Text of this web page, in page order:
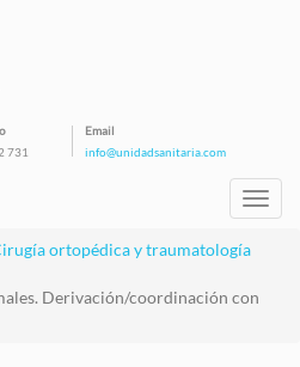
731
Email
info@unidadsanitaria.com
ortopédica y traumatología
Derivación/coordinación con